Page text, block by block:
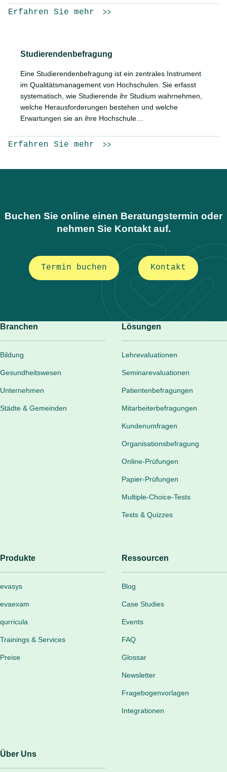
Erfahren Sie mehr
Studierendenbefragung
Eine Studierendenbefragung ist ein zentrales Instrument
im Qualitätsmanagement von Hochschulen. Sie erfasst
systematisch, wie Studierende ihr Studium wahrnehmen,
welche Herausforderungen bestehen und welche
Erwartungen sie an ihre Hochschule…
Erfahren Sie mehr
Buchen Sie online einen Beratungstermin oder
nehmen Sie Kontakt auf.
Termin buchen Kontakt
Branchen
Bildung
Gesundheitswesen
Unternehmen
Städte & Gemeinden
Lösungen
Lehrevaluationen
Seminarevaluationen
Patientenbefragungen
Mitarbeiterbefragungen
Kundenumfragen
Organisationsbefragung
Online-Prüfungen
Papier-Prüfungen
Multiple-Choice-Tests
Tests & Quizzes
Produkte
evasys
evaexam
qurricula
Trainings & Services
Preise
Ressourcen
Blog
Case Studies
Events
FAQ
Glossar
Newsletter
Fragebogenvorlagen
Integrationen
Über Uns